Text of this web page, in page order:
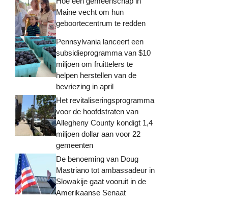
Maine vecht om hun
geboortecentrum te redden
Pennsylvania lanceert een
subsidieprogramma van $10
miljoen om fruittelers te
helpen herstellen van de
bevriezing in april
Het revitaliseringsprogramma
voor de hoofdstraten van
Allegheny County kondigt 1,4
miljoen dollar aan voor 22
gemeenten
De benoeming van Doug
Mastriano tot ambassadeur in
Slowakije gaat vooruit in de
Amerikaanse Senaat